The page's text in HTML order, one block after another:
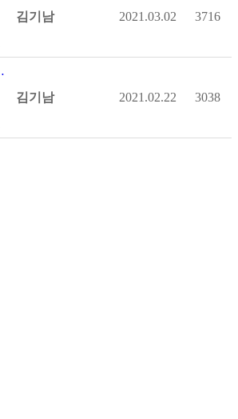
김기남 2021.03.02 3716
김기남 2021.02.22 3038